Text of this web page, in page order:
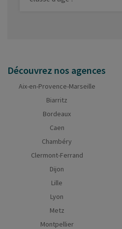
Découvrez nos agences
Aix-en-Provence-Marseille
Biarritz
Bordeaux
Caen
Chambéry
Clermont-Ferrand
Dijon
Lille
Lyon
Metz
Montpellier